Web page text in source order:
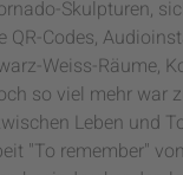
Skulpturen,
QR-Codes,
Weiss-Räume,
so viel mehr war
Leben und
"To remember"